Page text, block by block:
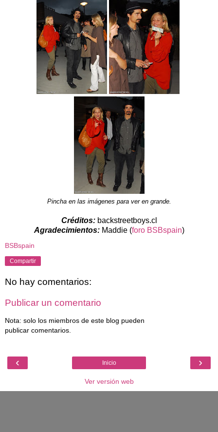
Pincha en las imágenes para ver en grande.
Créditos:backstreetboys.cl
Agradecimientos:Maddie (foro BSBspain)
BSBspain
Compartir
No hay comentarios:
Publicar un comentario
Nota: solo los miembros de este blog pueden
publicar comentarios.
‹ ›
Inicio
Ver versión web